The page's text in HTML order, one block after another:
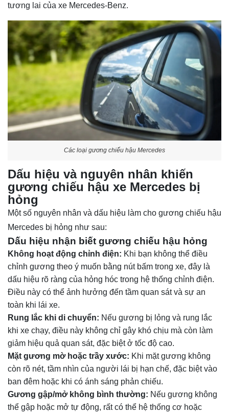
tương lai của xe Mercedes-Benz.
Các loại gương chiếu hậu Mercedes
Dấu hiệu và nguyên nhân khiến
gương chiếu hậu xe Mercedes bị
hỏng
Một số nguyên nhân và dấu hiệu làm cho gương chiếu hậu
Mercedes bị hỏng như sau:
Dấu hiệu nhận biết gương chiếu hậu hỏng
Không hoạt động chỉnh điện: Khi bạn không thể điều
chỉnh gương theo ý muốn bằng nút bấm trong xe, đây là
dấu hiệu rõ ràng của hỏng hóc trong hệ thống chỉnh điện.
Điều này có thể ảnh hưởng đến tầm quan sát và sự an
toàn khi lái xe.
Rung lắc khi di chuyển: Nếu gương bị lỏng và rung lắc
khi xe chạy, điều này không chỉ gây khó chịu mà còn làm
giảm hiệu quả quan sát, đặc biệt ở tốc độ cao.
Mặt gương mờ hoặc trầy xước: Khi mặt gương không
còn rõ nét, tầm nhìn của người lái bị hạn chế, đặc biệt vào
ban đêm hoặc khi có ánh sáng phản chiếu.
Gương gập/mở không bình thường: Nếu gương không
thể gập hoặc mở tự động, rất có thể hệ thống cơ hoặc